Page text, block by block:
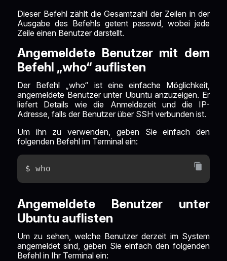
Dieser Befehl zählt die Gesamtzahl der Zeilen in der
Ausgabe des Befehls getent passwd, wobei jede
Zeile einen Benutzer darstellt.
Angemeldete Benutzer mit dem
Befehl „who“ auflisten
Der Befehl „who“ ist eine einfache Möglichkeit,
angemeldete Benutzer unter Ubuntu anzuzeigen. Er
liefert Details wie die Anmeldezeit und die IP-
Adresse, falls der Benutzer über SSH verbunden ist.
Um ihn zu verwenden, geben Sie einfach den
folgenden Befehl im Terminal ein:
$ who
Angemeldete Benutzer unter
Ubuntu auflisten
Um zu sehen, welche Benutzer derzeit im System
angemeldet sind, geben Sie einfach den folgenden
Befehl in Ihr Terminal ein: